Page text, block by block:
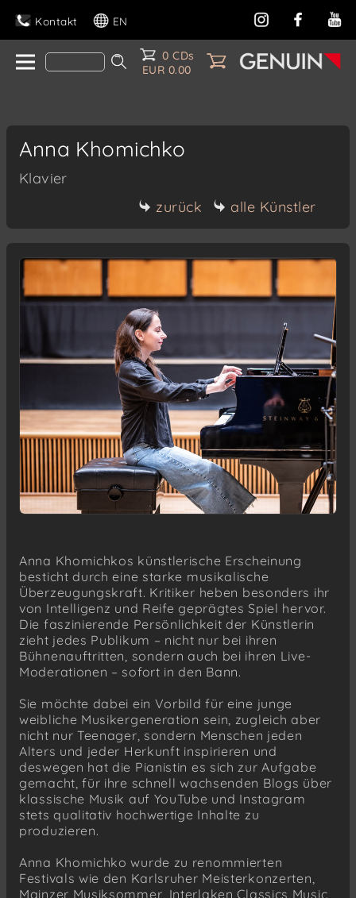
Kontakt EN
0 CDs
EUR 0.00
Anna Khomichko
Klavier
zurück
alle Künstler
Anna Khomichkos künstlerische Erscheinung
besticht durch eine starke musikalische
Überzeugungskraft. Kritiker heben besonders ihr
von Intelligenz und Reife geprägtes Spiel hervor.
Die faszinierende Persönlichkeit der Künstlerin
zieht jedes Publikum – nicht nur bei ihren
Bühnenauftritten, sondern auch bei ihren Live-
Moderationen – sofort in den Bann.
Sie möchte dabei ein Vorbild für eine junge
weibliche Musikergeneration sein, zugleich aber
nicht nur Teenager, sondern Menschen jeden
Alters und jeder Herkunft inspirieren und
deswegen hat die Pianistin es sich zur Aufgabe
gemacht, für ihre schnell wachsenden Blogs über
klassische Musik auf YouTube und Instagram
stets qualitativ hochwertige Inhalte zu
produzieren.
Anna Khomichko wurde zu renommierten
Festivals wie den Karlsruher Meisterkonzerten,
Mainzer Musiksommer, Interlaken Classics Music